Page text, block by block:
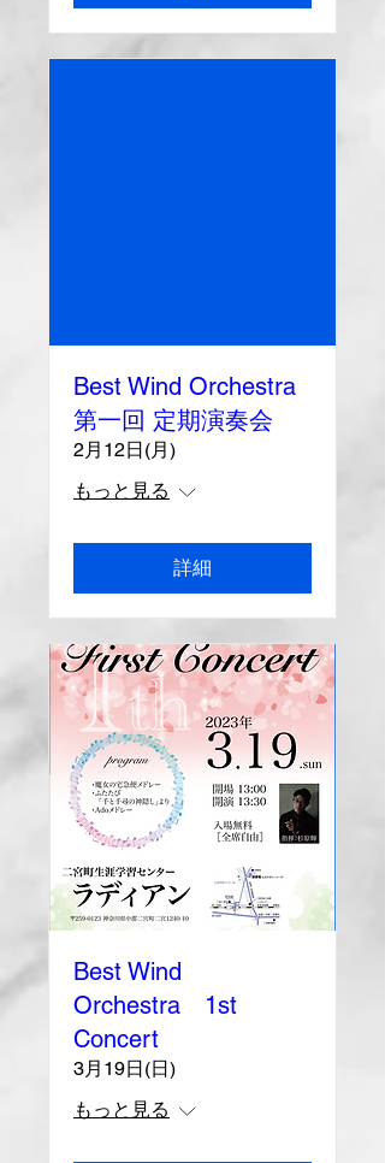
Best Wind Orchestra
第一回 定期演奏会
2月12日(月)
もっと見る
詳細
Best Wind
Orchestra 1st
Concert
3月19日(日)
もっと見る